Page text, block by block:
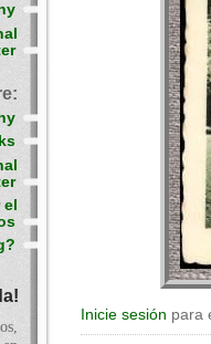
Inicie sesión para